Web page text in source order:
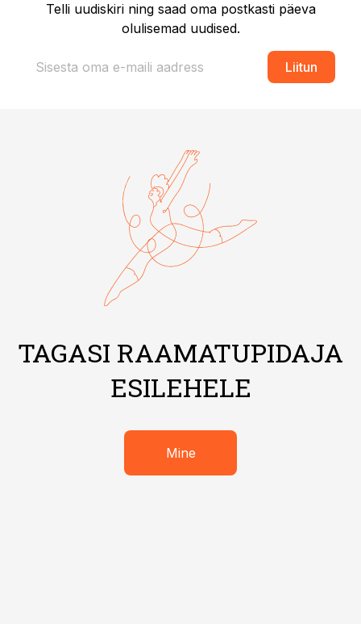
Telli uudiskiri ning saad oma postkasti päeva
olulisemad uudised.
Liitun
TAGASI RAAMATUPIDAJA
ESILEHELE
Mine